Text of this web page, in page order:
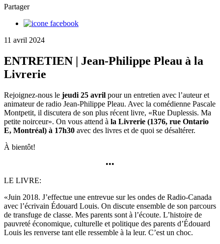
Partager
11 avril 2024
ENTRETIEN | Jean-Philippe Pleau à la
Livrerie
Rejoignez-nous le jeudi 25 avril pour un entretien avec l’auteur et
animateur de radio Jean-Philippe Pleau. Avec la comédienne Pascale
Montpetit, il discutera de son plus récent livre, «Rue Duplessis. Ma
petite noirceur». On vous attend à la Livrerie (1376, rue Ontario
E, Montréal) à 17h30 avec des livres et de quoi se désaltérer.
À bientôt!
•••
LE LIVRE:
«Juin 2018. J’effectue une entrevue sur les ondes de Radio-Canada
avec l’écrivain Édouard Louis. On discute ensemble de son parcours
de transfuge de classe. Mes parents sont à l’écoute. L’histoire de
pauvreté économique, culturelle et politique des parents d’Édouard
Louis les renverse tant elle ressemble à la leur. C’est un choc.